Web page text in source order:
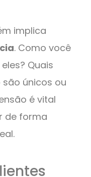
implica
. Como você
Quais
únicos ou
é vital
de forma